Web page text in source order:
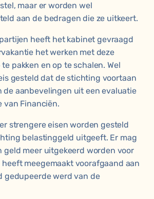
maar er worden wel
aan de bedragen die ze uitkeert.
heeft het kabinet gevraagd
het werken met deze
pakken en op te schalen. Wel
gesteld dat de stichting voortaan
de aanbevelingen uit een evaluatie
van Financiën.
strengere eisen worden gesteld
belastinggeld uitgeeft. Er mag
geld meer uitgekeerd worden voor
meegemaakt voorafgaand aan
gedupeerde werd van de